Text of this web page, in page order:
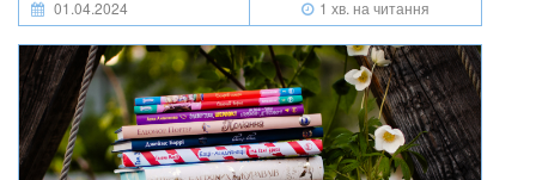
01.04.2024 1 хв. на читання